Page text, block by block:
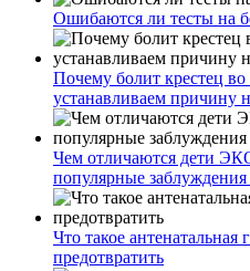
Ошибаются ли тесты на
Почему болит крестец
устанавливаем причину
Чем отличаются дети
популярные
Что такое антенатальная
предотвратить